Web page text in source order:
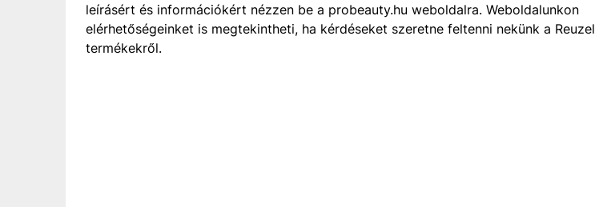
leírásért és információkért nézzen be a probeauty.hu weboldalra. Weboldalunkon
elérhetőségeinket is megtekintheti, ha kérdéseket szeretne feltenni nekünk a Reuzel
termékekről.